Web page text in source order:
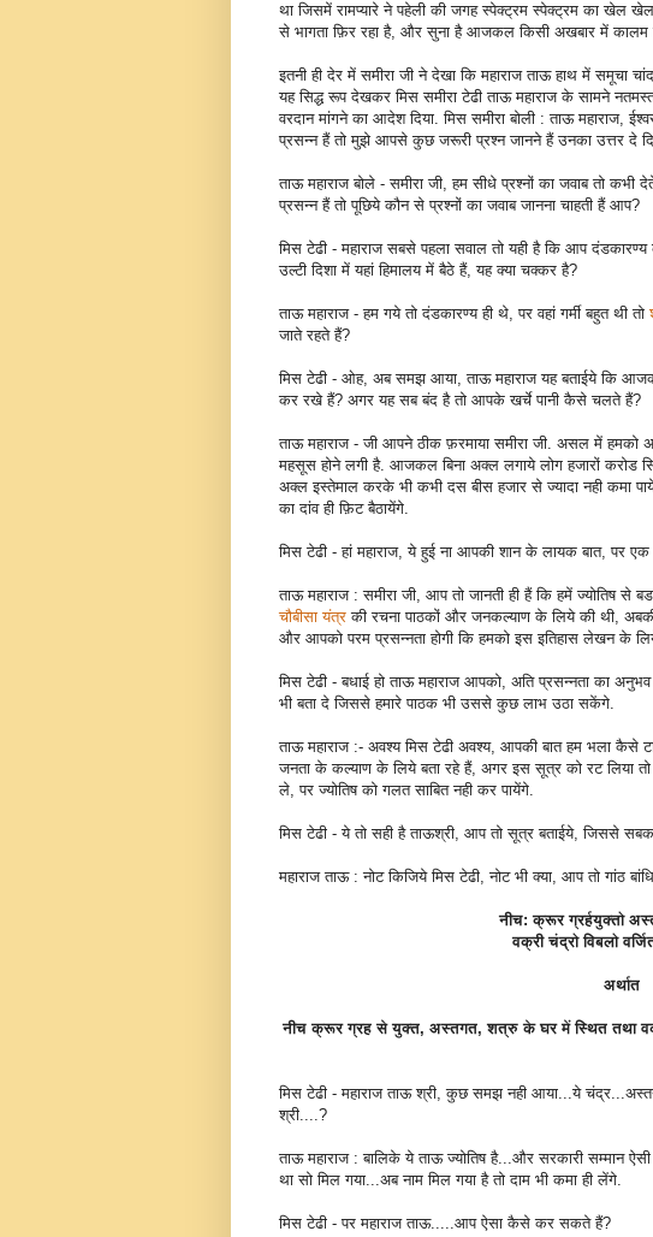
था जिसमें रामप्यारे ने पहेली की जगह स्पेक्ट्रम स्पेक्ट्रम का
से भागता फ़िर रहा है, और सुना है आजकल किसी अखबार में कालम
इतनी ही देर में समीरा जी ने देखा कि महाराज ताऊ हाथ में समूचा
यह सिद्ध रूप देखकर मिस समीरा टेढी ताऊ महाराज के सामने
वरदान मांगने का आदेश दिया. मिस समीरा बोली : ताऊ महाराज,
प्रसन्न हैं तो मुझे आपसे कुछ जरूरी प्रश्न जानने हैं उनका उत्तर दे
ताऊ महाराज बोले - समीरा जी, हम सीधे प्रश्नों का जवाब तो
प्रसन्न हैं तो पूछिये कौन से प्रश्नों का जवाब जानना चाहती हैं आप?
मिस टेढी - महाराज सबसे पहला सवाल तो यही है कि आप
उल्टी दिशा में यहां हिमालय में बैठे हैं, यह क्या चक्कर है?
ताऊ महाराज - हम गये तो दंडकारण्य ही थे, पर वहां गर्मी बहुत थी तो
जाते रहते हैं?
मिस टेढी - ओह, अब समझ आया, ताऊ महाराज यह बताईये कि
कर रखे हैं? अगर यह सब बंद है तो आपके खर्चे पानी कैसे चलते हैं?
ताऊ महाराज - जी आपने ठीक फ़रमाया समीरा जी. असल में हमको
महसूस होने लगी है. आजकल बिना अक्ल लगाये लोग हजारों करोड
अक्ल इस्तेमाल करके भी कभी दस बीस हजार से ज्यादा नही कमा
का दांव ही फ़िट बैठायेंगे.
मिस टेढी - हां महाराज, ये हुई ना आपकी शान के लायक बात, पर एक
ताऊ महाराज : समीरा जी, आप तो जानती ही हैं कि हमें ज्योतिष से
चौबीसा यंत्र की रचना पाठकों और जनकल्याण के लिये की थी,
और आपको परम प्रसन्नता होगी कि हमको इस इतिहास लेखन के
मिस टेढी - बधाई हो ताऊ महाराज आपको, अति प्रसन्नता का
भी बता दे जिससे हमारे पाठक भी उससे कुछ लाभ उठा सकेंगे.
ताऊ महाराज :- अवश्य मिस टेढी अवश्य, आपकी बात हम भला
जनता के कल्याण के लिये बता रहे हैं, अगर इस सूत्र को रट लिया
ले, पर ज्योतिष को गलत साबित नही कर पायेंगे.
मिस टेढी - ये तो सही है ताऊश्री, आप तो सूत्र बताईये, जिससे
महाराज ताऊ : नोट किजिये मिस टेढी, नोट भी क्या, आप तो गांठ
नीच: क्रूर ग्रर्हयुक्तो
वक्री चंद्रो विबलो
अर्थात
नीच क्रूर ग्रह से युक्त, अस्तगत, शत्रु के घर में स्थित तथा
मिस टेढी - महाराज ताऊ श्री, कुछ समझ नही आया...ये
श्री....?
ताऊ महाराज : बालिके ये ताऊ ज्योतिष है...और सरकारी सम्मान ऐसी
था सो मिल गया...अब नाम मिल गया है तो दाम भी कमा ही लेंगे.
मिस टेढी - पर महाराज ताऊ.....आप ऐसा कैसे कर सकते हैं?